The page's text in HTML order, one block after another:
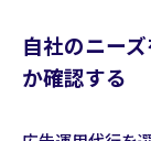
自社のニー
か確認する